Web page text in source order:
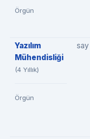
Örgün
Yazılım
Mühendisliği
(4 Yıllık)
Örgün
say